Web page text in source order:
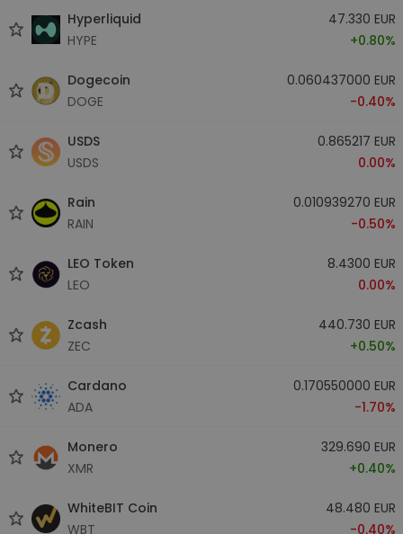
Hyperliquid
HYPE
47.330 EUR
+0.80%
Dogecoin
DOGE
0.060437000 EUR
-0.40%
USDS
USDS
0.865217 EUR
0.00%
Rain
RAIN
0.010939270 EUR
-0.50%
LEO Token
LEO
8.4300 EUR
0.00%
Zcash
ZEC
440.730 EUR
+0.50%
Cardano
ADA
0.170550000 EUR
-1.70%
Monero
XMR
329.690 EUR
+0.40%
WhiteBIT Coin
WBT
48.480 EUR
-0.40%